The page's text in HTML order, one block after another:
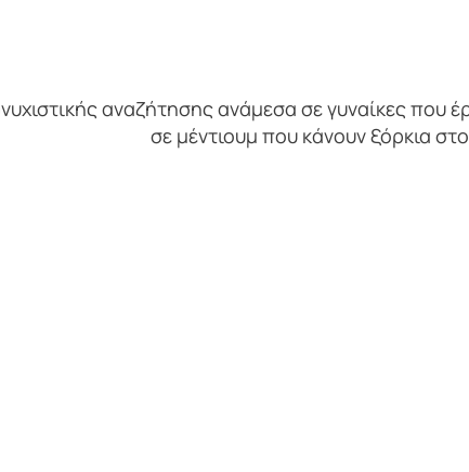
αναζήτησης ανάμεσα σε γυναίκες που
σε μέντιουμ που κάνουν ξόρκια